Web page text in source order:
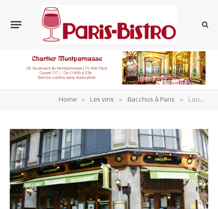
Home » Les vins » Bacchus à Paris » Lauréats 2016 : Mesturet Meilleur pot, Mélac Bouteille d’Or